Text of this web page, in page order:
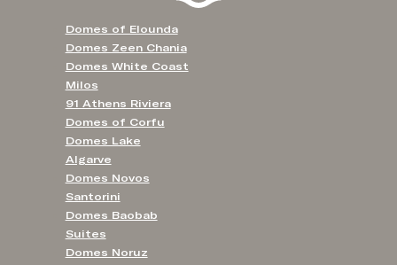
Domes of Elounda
Domes Zeen Chania
Domes White Coast
Milos
91 Athens Riviera
Domes of Corfu
Domes Lake
Algarve
Domes Novos
Santorini
Domes Baobab
Suites
Domes Noruz